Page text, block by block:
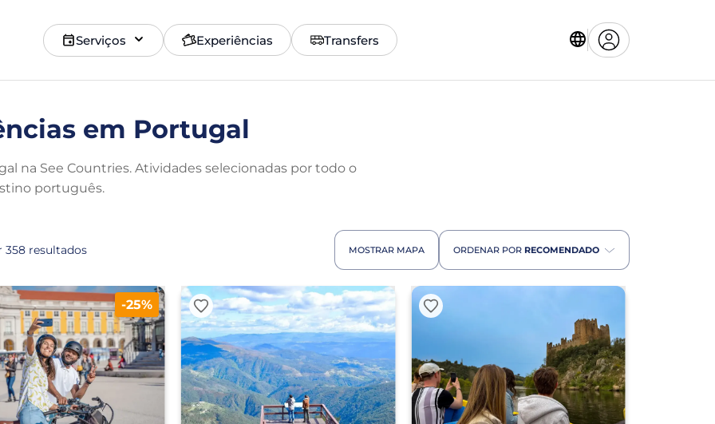
Serviços Experiências Transfers
em Portugal
na See Countries. Atividades selecionadas por todo o
português.
358 resultados MOSTRAR MAPA ORDENAR POR RECOMENDADO
-25%